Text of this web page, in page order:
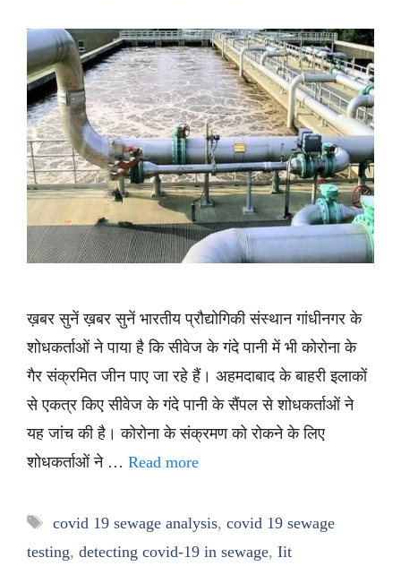
ख़बर सुनें ख़बर सुनें भारतीय प्रौद्योगिकी संस्थान गांधीनगर के
शोधकर्ताओं ने पाया है कि सीवेज के गंदे पानी में भी कोरोना के
गैर संक्रमित जीन पाए जा रहे हैं। अहमदाबाद के बाहरी इलाकों
से एकत्र किए सीवेज के गंदे पानी के सैंपल से शोधकर्ताओं ने
यह जांच की है। कोरोना के संक्रमण को रोकने के लिए
शोधकर्ताओं ने … Read more
Tags
covid 19 sewage analysis, covid 19 sewage
testing, detecting covid-19 in sewage, Iit